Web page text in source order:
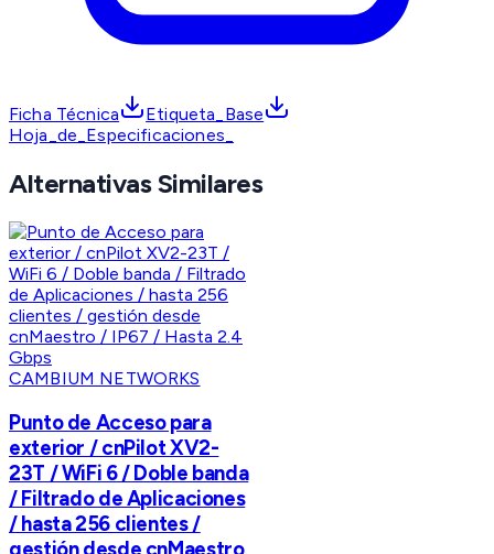
Ficha Técnica
Etiqueta_Base
Hoja_de_Especificaciones_
Alternativas Similares
CAMBIUM NETWORKS
Punto de Acceso para
exterior / cnPilot XV2-
23T / WiFi 6 / Doble banda
/ Filtrado de Aplicaciones
/ hasta 256 clientes /
gestión desde cnMaestro